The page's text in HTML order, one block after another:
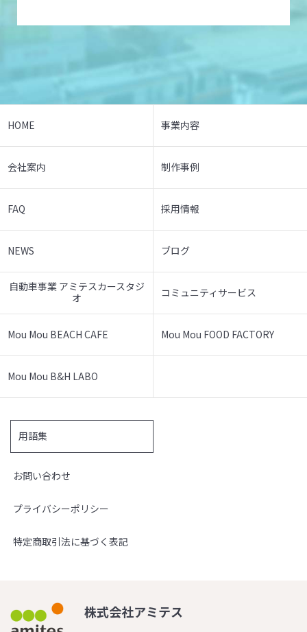
HOME 事業内容
会社案内 制作事例
FAQ 採用情報
NEWS ブログ
自動車事業 アミテスカースタジ
オ
コミュニティサービス
Mou Mou BEACH CAFE Mou Mou FOOD FACTORY
Mou Mou B&H LABO
用語集
お問い合わせ
プライバシーポリシー
特定商取引法に基づく表記
株式会社アミテス